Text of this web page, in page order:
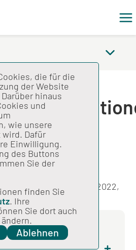
zu
2022,
von Kontaktdaten.
Spezifikation
die für die
der Website
hinaus
und
wie unsere
Dafür
Einwilligung.
des Buttons
Sie der
finden Sie
. Ihre
Sie dort auch
Ablehnen